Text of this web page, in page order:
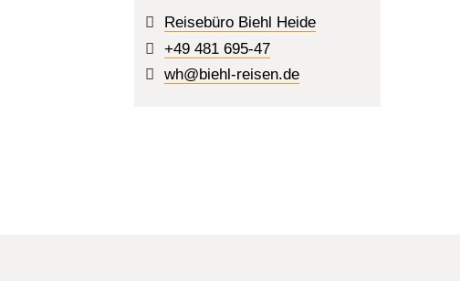
Reisebüro Biehl Heide
+49 481 695-47
wh@biehl-reisen.de